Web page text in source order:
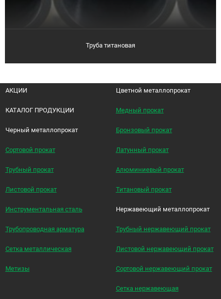
Труба титановая
АКЦИИ
КАТАЛОГ ПРОДУКЦИИ
Черный металлопрокат
Сортовой прокат
Трубный прокат
Листовой прокат
Инструментальная сталь
Трубопроводная арматура
Сетка металлическая
Метизы
Цветной металлопрокат
Медный прокат
Бронзовый прокат
Латунный прокат
Алюминиевый прокат
Титановый прокат
Нержавеющий металлопрокат
Трубный нержавеющий прокат
Листовой нержавеющий прокат
Сортовой нержавеющий прокат
Сетка нержавеющая